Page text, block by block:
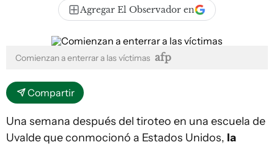
Agregar El Observador en
Comienzan a enterrar a las víctimas afp
Compartir
Una semana después del tiroteo en una escuela de
Uvalde que conmocionó a Estados Unidos, la